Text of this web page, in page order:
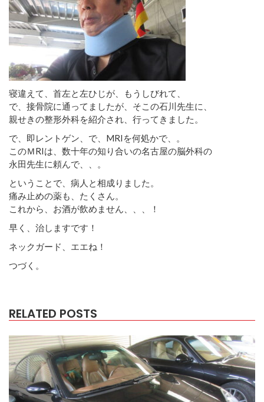
寝違えて、首左と左ひじが、もうしびれて、
で、接骨院に通ってましたが、そこの石川先生に、
親せきの整形外科を紹介され、行ってきました。
で、即レントゲン、で、MRIを何処かで、。
このＭRIは、数十年の知り合いの名古屋の脳外科の
永田先生に頼んで、、。
ということで、病人と相成りました。
痛み止めの薬も、たくさん。
これから、お酒が飲めません、、、！
早く、治しますです！
ネックガード、エエね！
つづく。
RELATED POSTS